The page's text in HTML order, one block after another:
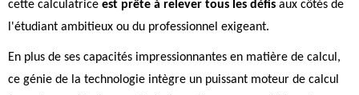
cette calculatrice est prête à relever tous les défis aux côtés de
l'étudiant ambitieux ou du professionnel exigeant.
En plus de ses capacités impressionnantes en matière de calcul,
ce génie de la technologie intègre un puissant moteur de calcul